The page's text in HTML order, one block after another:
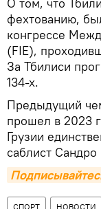
фехтованию,
конгрессе
(FIE),
За Тбилиси
134-х.
Предыдущий
прошел в 2023
Грузии
саблист Сандро
СПОРТ НОВОСТИ